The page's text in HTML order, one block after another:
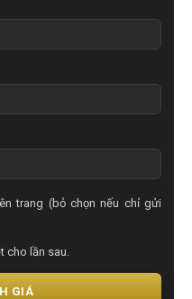
trang (bỏ chọn nếu chỉ gửi
cho lần sau.
GIÁ